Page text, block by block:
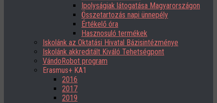
Ipolyságiak látogatása Magyarországon
Összetartozás napi ünnepély
Értékelő óra
Hasznosuló termékek
Iskolánk az Oktatási Hivatal Bázisintézménye
Iskolánk akkreditált Kiváló Tehetségpont
VándoRobot program
Erasmus+ KA1
2016
2017
2019